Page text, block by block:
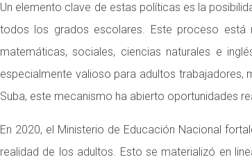
Un elemento clave de estas políticas es la
todos los grados escolares. Este proceso está
matemáticas, sociales, ciencias naturales e
especialmente valioso para adultos trabajadores,
Suba, este mecanismo ha abierto oportunidades
En 2020, el Ministerio de Educación Nacional
realidad de los adultos. Esto se materializó en